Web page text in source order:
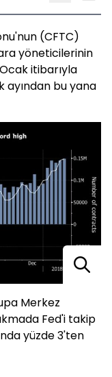
(CFTC)
yöneticilerinin
itibarıyla
ayından bu yana
Merkez
Fed'i takip
yüzde 3'ten